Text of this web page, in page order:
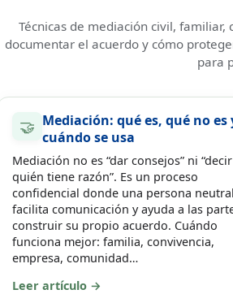
Técnicas de mediación civil,
documentar el acuerdo y cómo
para
🤝 Mediación: qué es, qué no es
cuándo se usa
Mediación no es “dar consejos” ni “decir
quién tiene razón”. Es un proceso
confidencial donde una persona neutral
facilita comunicación y ayuda a las
construir su propio acuerdo. Cuándo
funciona mejor: familia, convivencia,
empresa, comunidad…
Leer artículo →